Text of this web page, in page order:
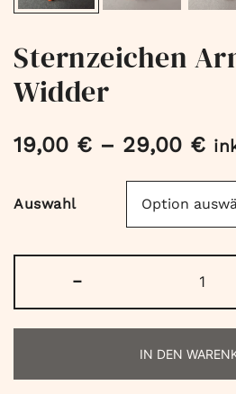
Sternzeichen
Widder
19,00 € – 29,00 €
Auswahl
-
IN DEN